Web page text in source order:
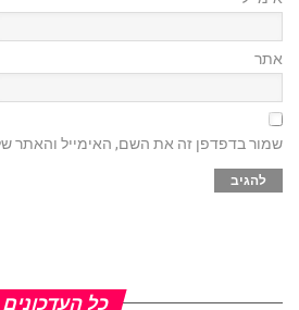
אתר
שמור בדפדפן זה את השם, האימייל והאתר
כל העדכונים